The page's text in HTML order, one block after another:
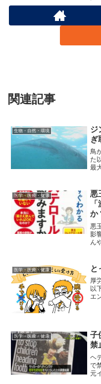
関連記事
生物・自然・環境
ジ
ぎ
鳥
た
最
コ
た
医学・医療・健康
悪
か
悪
影
ん
イ
を
医学・医療・健康 と
厚
以
エ
医学・医療・健康
子
禁
ヘ
で
元